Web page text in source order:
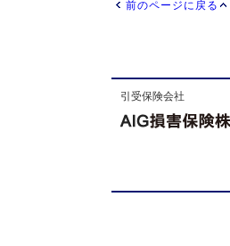
前のページに戻る
引受保険会社